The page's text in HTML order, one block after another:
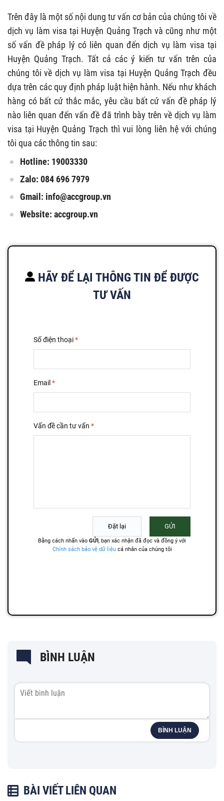
Trên đây là một số nội dung tư vấn cơ bản của chúng tôi về
dịch vụ làm visa tại Huyện Quảng Trạch và cũng như một
số vấn đề pháp lý có liên quan đến dịch vụ làm visa tại
Huyện Quảng Trạch. Tất cả các ý kiến tư vấn trên của
chúng tôi về dịch vụ làm visa tại Huyện Quảng Trạch đều
dựa trên các quy định pháp luật hiện hành. Nếu như khách
hàng có bất cứ thắc mắc, yêu cầu bất cứ vấn đề pháp lý
nào liên quan đến vấn đề đã trình bày trên về dịch vụ làm
visa tại Huyện Quảng Trạch thì vui lòng liên hệ với chúng
tôi qua các thông tin sau:
Hotline: 19003330
Zalo: 084 696 7979
Gmail: info@accgroup.vn
Website: accgroup.vn
HÃY ĐỂ LẠI THÔNG TIN ĐỂ ĐƯỢC
TƯ VẤN
BÌNH LUẬN
BÌNH LUẬN
BÀI VIẾT LIÊN QUAN